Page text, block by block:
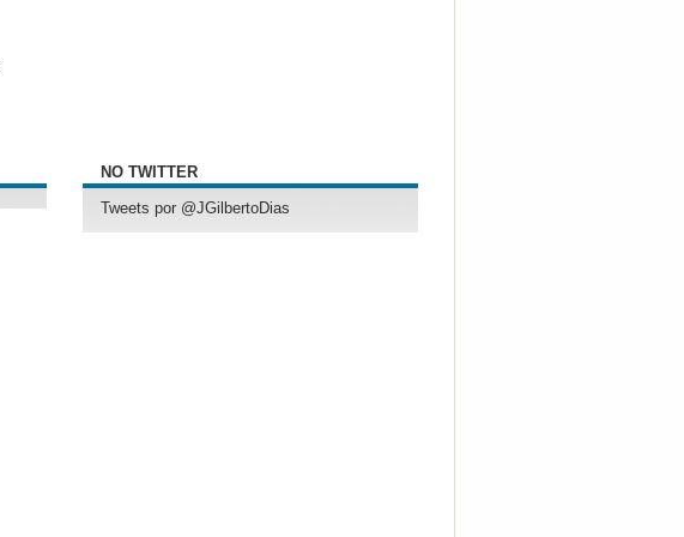
NO TWITTER
Tweets por @JGilbertoDias